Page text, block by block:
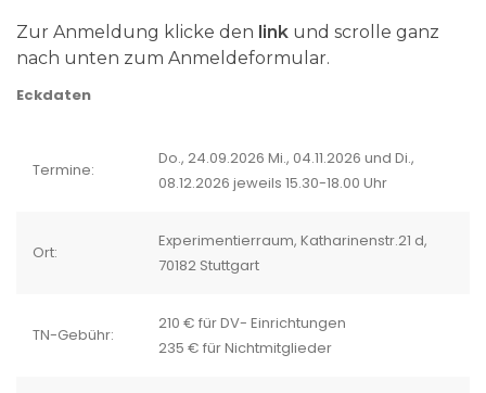
Zur Anmeldung klicke den link und scrolle ganz
nach unten zum Anmeldeformular.
Eckdaten
Termine:
Do., 24.09.2026 Mi., 04.11.2026 und Di.,
08.12.2026 jeweils 15.30-18.00 Uhr
Ort:
Experimentierraum, Katharinenstr.21 d,
70182 Stuttgart
TN-Gebühr:
210 € für DV- Einrichtungen
235 € für Nichtmitglieder